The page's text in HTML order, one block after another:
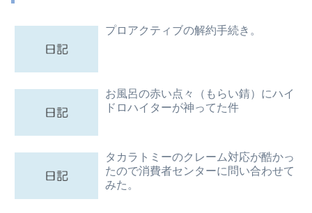
プロアクティブの解約手続き。
お風呂の赤い点々（もらい錆）にハイ
ドロハイターが神ってた件
タカラトミーのクレーム対応が酷かっ
たので消費者センターに問い合わせて
みた。